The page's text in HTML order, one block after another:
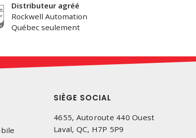
Distributeur agréé
Rockwell Automation
Québec seulement
SIÈGE SOCIAL
4655, Autoroute 440 Ouest
Laval, QC, H7P 5P9